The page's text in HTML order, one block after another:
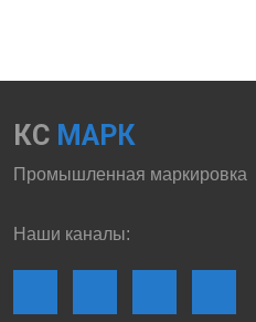
КС МАРК
Промышленная маркировка
Наши каналы: